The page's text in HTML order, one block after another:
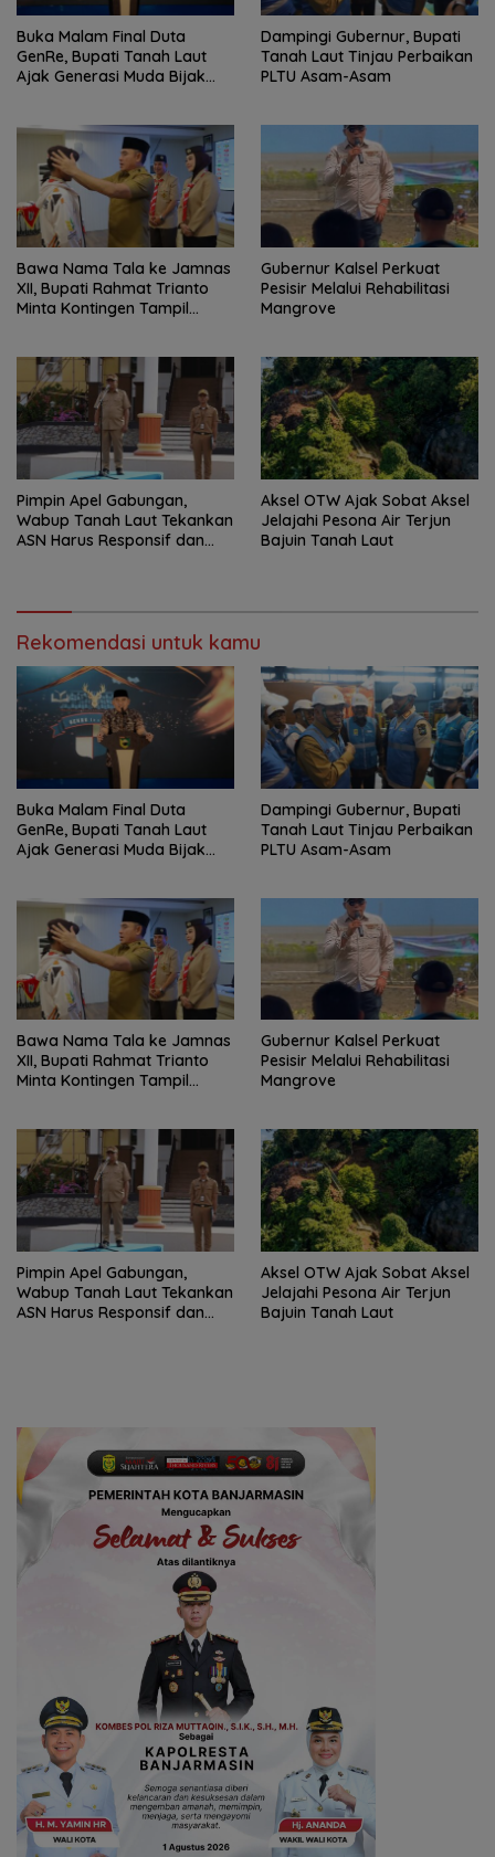
Buka Malam Final Duta
GenRe, Bupati Tanah Laut
Ajak Generasi Muda Bijak
Dampingi Gubernur, Bupati
Tanah Laut Tinjau Perbaikan
PLTU Asam-Asam
Bawa Nama Tala ke Jamnas
XII, Bupati Rahmat Trianto
Minta Kontingen Tampil
Gubernur Kalsel Perkuat
Pesisir Melalui Rehabilitasi
Mangrove
Pimpin Apel Gabungan,
Wabup Tanah Laut Tekankan
ASN Harus Responsif dan
Aksel OTW Ajak Sobat Aksel
Jelajahi Pesona Air Terjun
Bajuin Tanah Laut
Rekomendasi untuk kamu
Buka Malam Final Duta
GenRe, Bupati Tanah Laut
Ajak Generasi Muda Bijak
Dampingi Gubernur, Bupati
Tanah Laut Tinjau Perbaikan
PLTU Asam-Asam
Bawa Nama Tala ke Jamnas
XII, Bupati Rahmat Trianto
Minta Kontingen Tampil
Gubernur Kalsel Perkuat
Pesisir Melalui Rehabilitasi
Mangrove
Pimpin Apel Gabungan,
Wabup Tanah Laut Tekankan
ASN Harus Responsif dan
Aksel OTW Ajak Sobat Aksel
Jelajahi Pesona Air Terjun
Bajuin Tanah Laut